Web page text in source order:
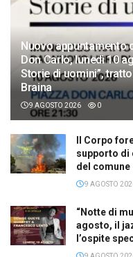
Nuovo appuntamento
Don Carlo, lunedì 10
Storie di uomini”,
Braina
9 AGOSTO 2026 0
Il Corpo
supporto di
del
9 AGOSTO
“Notte di
agosto, il
l’ospite